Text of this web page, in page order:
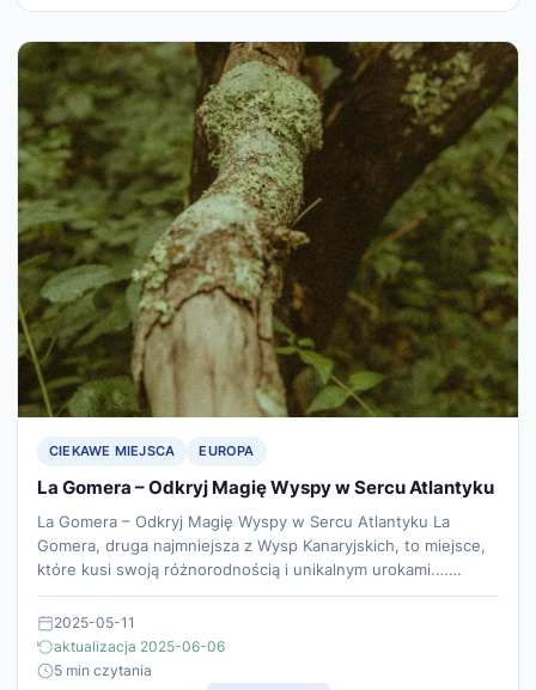
CIEKAWE MIEJSCA EUROPA
La Gomera – Odkryj Magię Wyspy w Sercu Atlantyku
La Gomera – Odkryj Magię Wyspy w Sercu Atlantyku La
Gomera, druga najmniejsza z Wysp Kanaryjskich, to miejsce,
które kusi swoją różnorodnością i unikalnym urokami.……
2025-05-11
aktualizacja 2025-06-06
5 min czytania